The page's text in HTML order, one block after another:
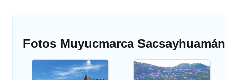
Fotos Muyucmarca Sacsayhuamán